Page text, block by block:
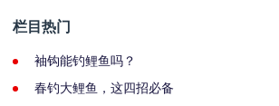
栏目热门
袖钩能钓鲤鱼吗？
春钓大鲤鱼，这四招必备